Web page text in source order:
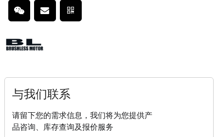
与我们联系
请留下您的需求信息，我们将为您提供产
品咨询、库存查询及报价服务